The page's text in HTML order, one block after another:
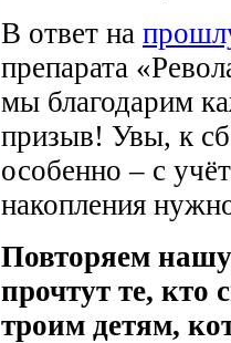
В ответ на
препарата
мы благодарим
призыв! Увы, к
особенно – с
накопления
Повторяем нашу
прочтут те, кто
троим детям,